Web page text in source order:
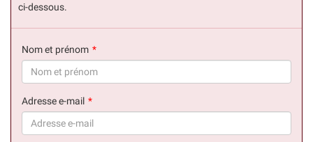
ci-dessous.
Nom et prénom
Adresse e-mail